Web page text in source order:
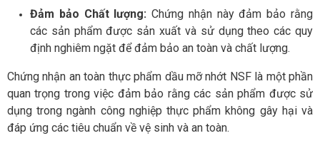
Đảm bảo Chất lượng: Chứng nhận này đảm bảo rằng
các sản phẩm được sản xuất và sử dụng theo các quy
định nghiêm ngặt để đảm bảo an toàn và chất lượng.
Chứng nhận an toàn thực phẩm dầu mỡ nhớt NSF là một phần
quan trọng trong việc đảm bảo rằng các sản phẩm được sử
dụng trong ngành công nghiệp thực phẩm không gây hại và
đáp ứng các tiêu chuẩn về vệ sinh và an toàn.